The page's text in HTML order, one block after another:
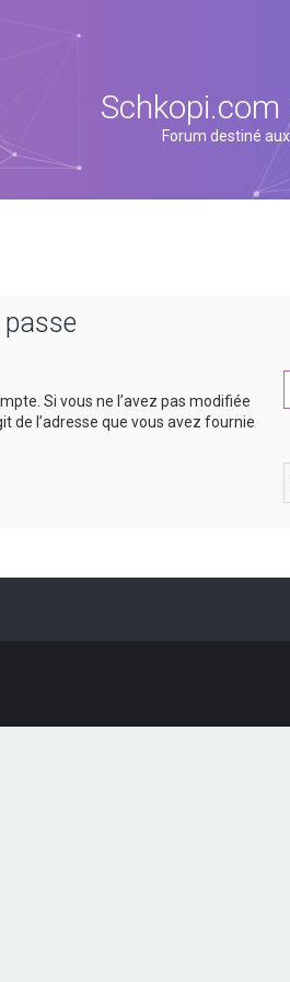
Forum destiné
passe
Si vous ne l’avez pas modifiée
de l’adresse que vous avez fournie